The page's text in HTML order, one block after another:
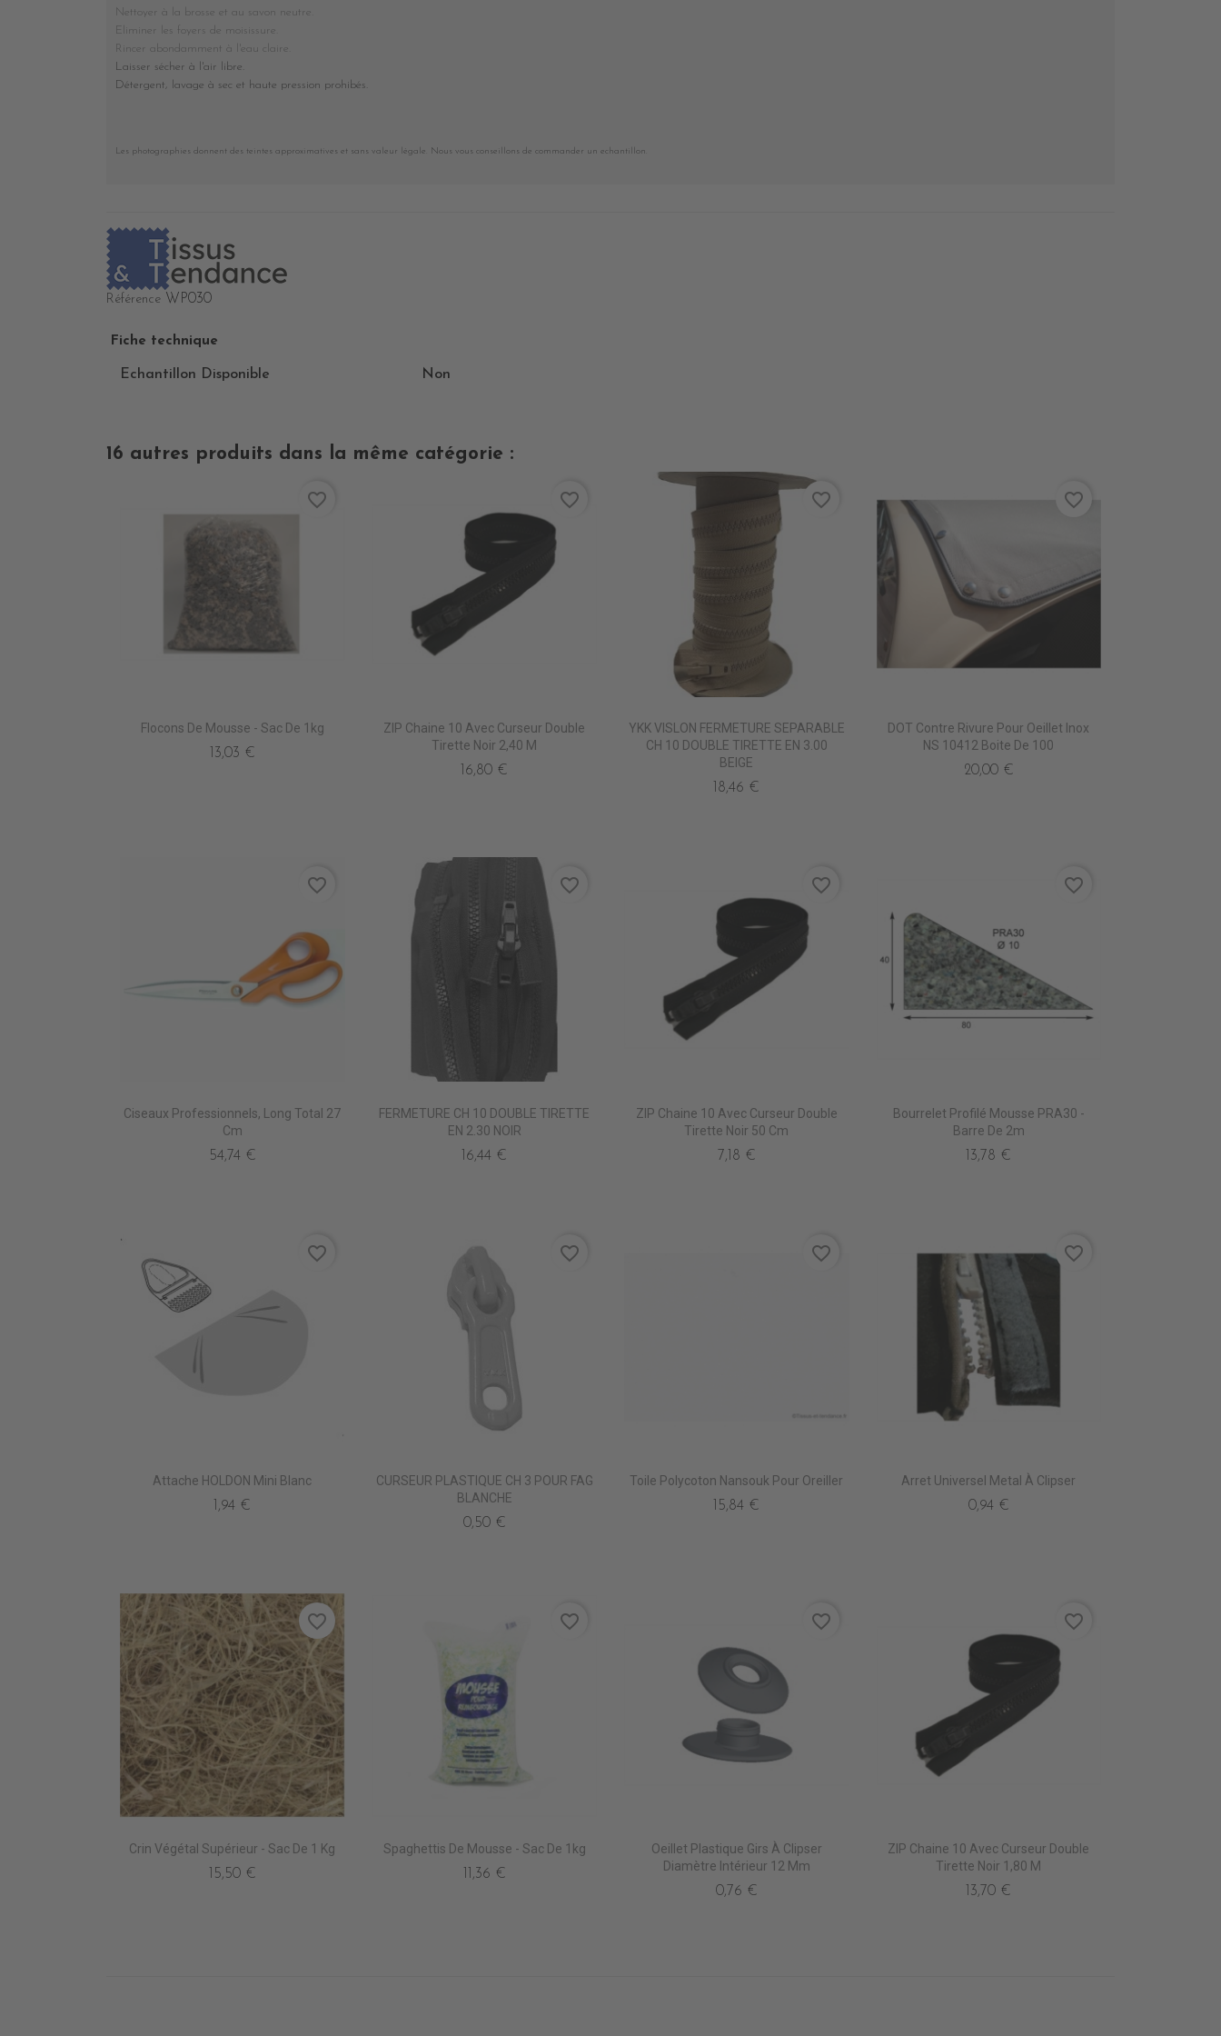
Nettoyer à la brosse et au savon neutre.
Eliminer les foyers de moisissure.
Rincer abondamment à l'eau claire.
Laisser sécher à l'air libre.
Détergent, lavage à sec et haute pression prohibés
Les photographies donnent des teintes approximatives et sans valeur légale. Nous vous conseillons de commander un echantillon.
Référence WP030
Fiche technique
Echantillon Disponible Non
16 autres produits dans la même catégorie :
Flocons De Mousse - Sac De 1kg
13,03 €
favorite_border
ZIP Chaine 10 Avec Curseur Double
Tirette Noir 2,40 M
16,80 €
favorite_border
YKK VISLON FERMETURE SEPARABLE
CH 10 DOUBLE TIRETTE EN 3.00
BEIGE
18,46 €
favorite_border
DOT Contre Rivure Pour Oeillet Inox
NS 10412 Boite De 100
20,00 €
favorite_border
Ciseaux Professionnels, Long Total 27
Cm
54,74 €
favorite_border
FERMETURE CH 10 DOUBLE TIRETTE
EN 2.30 NOIR
16,44 €
favorite_border
ZIP Chaine 10 Avec Curseur Double
Tirette Noir 50 Cm
7,18 €
favorite_border
Bourrelet Profilé Mousse PRA30 -
Barre De 2m
13,78 €
favorite_border
Attache HOLDON Mini Blanc
1,94 €
favorite_border
CURSEUR PLASTIQUE CH 3 POUR FAG
BLANCHE
0,50 €
favorite_border
Toile Polycoton Nansouk Pour Oreiller
15,84 €
favorite_border
Arret Universel Metal À Clipser
0,94 €
favorite_border
Crin Végétal Supérieur - Sac De 1 Kg
15,50 €
favorite_border
Spaghettis De Mousse - Sac De 1kg
11,36 €
favorite_border
Oeillet Plastique Girs À Clipser
Diamètre Intérieur 12 Mm
0,76 €
favorite_border
ZIP Chaine 10 Avec Curseur Double
Tirette Noir 1,80 M
13,70 €
favorite_border